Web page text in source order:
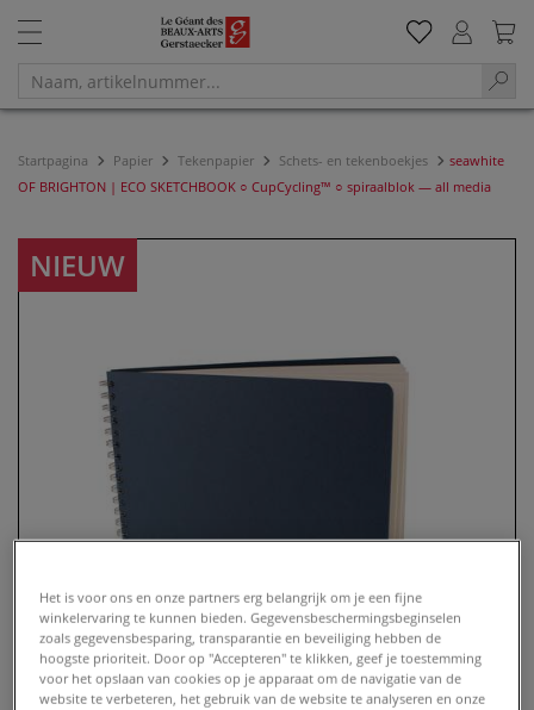
Startpagina Papier Tekenpapier Schets- en tekenboekjes
seawhite
OF BRIGHTON | ECO SKETCHBOOK ○ CupCycling™ ○ spiraalblok — all media
NIEUW
Het is voor ons en onze partners erg belangrijk om je een fijne
winkelervaring te kunnen bieden. Gegevensbeschermingsbeginselen
zoals gegevensbesparing, transparantie en beveiliging hebben de
hoogste prioriteit. Door op "Accepteren" te klikken, geef je toestemming
voor het opslaan van cookies op je apparaat om de navigatie van de
website te verbeteren, het gebruik van de website te analyseren en onze